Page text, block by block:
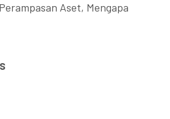
Aset, Mengapa